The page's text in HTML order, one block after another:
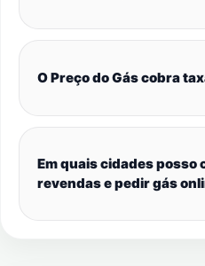
O Preço do Gás cobra
Em quais cidades posso
revendas e pedir gás